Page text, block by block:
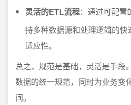
灵活的ETL流程：通过可配置
持多种数据源和处理逻辑的快
适应性。
总之，规范是基础，灵活是手段
数据的统一规范，同时为业务变
间。